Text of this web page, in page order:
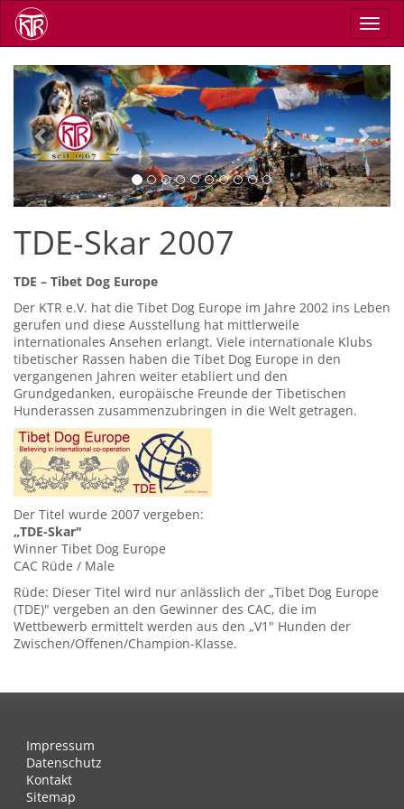
Direkt
zum
Inhalt
Previous Next
TDE-Skar 2007
TDE – Tibet Dog Europe
Der KTR e.V. hat die Tibet Dog Europe im Jahre 2002 ins Leben
gerufen und diese Ausstellung hat mittlerweile
internationales Ansehen erlangt. Viele internationale Klubs
tibetischer Rassen haben die Tibet Dog Europe in den
vergangenen Jahren weiter etabliert und den
Grundgedanken, europäische Freunde der Tibetischen
Hunderassen zusammenzubringen in die Welt getragen.
Der Titel wurde 2007 vergeben:
„TDE-Skar"
Winner Tibet Dog Europe
CAC Rüde / Male
Rüde: Dieser Titel wird nur anlässlich der „Tibet Dog Europe
(TDE)" vergeben an den Gewinner des CAC, die im
Wettbewerb ermittelt werden aus den „V1" Hunden der
Zwischen/Offenen/Champion-Klasse.
Impressum
Datenschutz
Kontakt
Sitemap